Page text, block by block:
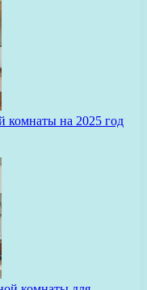
комнаты на 2025 год